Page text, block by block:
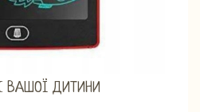
ВАШОЇ ДИТИНИ